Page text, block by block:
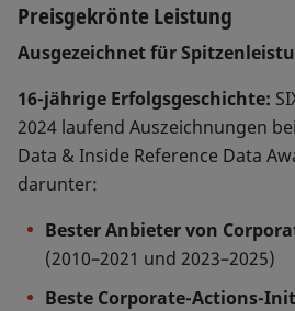
Preisgekrönte Leistung
Ausgezeichnet für
16-jährige Erfolgsgeschichte:
2024 laufend Auszeichnungen
Data & Inside Reference Data
darunter:
Bester Anbieter von
(2010–2021 und 2023–2025)
Beste Corporate-Actions-